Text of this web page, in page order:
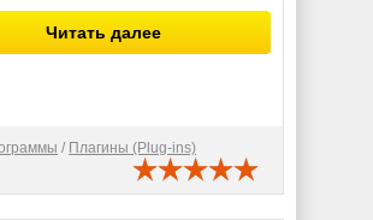
Читать далее
/ Плагины (Plug-ins)